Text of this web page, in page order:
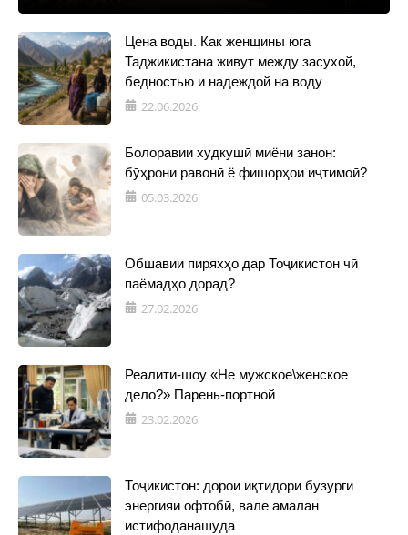
Цена воды. Как женщины юга
Таджикистана живут между засухой,
бедностью и надеждой на воду
22.06.2026
Болоравии худкушӣ миёни занон:
бӯҳрони равонӣ ё фишорҳои иҷтимоӣ?
05.03.2026
Обшавии пиряхҳо дар Тоҷикистон чӣ
паёмадҳо дорад?
27.02.2026
Реалити-шоу «Не мужское\женское
дело?» Парень-портной
23.02.2026
Тоҷикистон: дорои иқтидори бузурги
энергияи офтобӣ, вале амалан
истифоданашуда